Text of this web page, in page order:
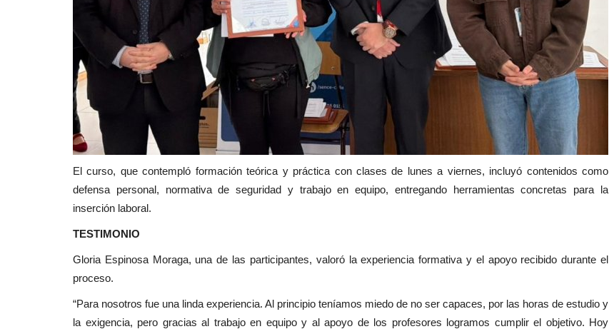
El curso, que contempló formación teórica y práctica con clases de lunes a viernes, incluyó contenidos como
defensa personal, normativa de seguridad y trabajo en equipo, entregando herramientas concretas para la
inserción laboral.
TESTIMONIO
Gloria Espinosa Moraga, una de las participantes, valoró la experiencia formativa y el apoyo recibido durante el
proceso.
“Para nosotros fue una linda experiencia. Al principio teníamos miedo de no ser capaces, por las horas de estudio y
la exigencia, pero gracias al trabajo en equipo y al apoyo de los profesores logramos cumplir el objetivo. Hoy